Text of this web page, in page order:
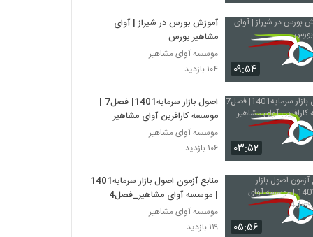
۰۹:۵۴
آموزش بورس در شیراز | آوای
مشاهیر بورس
موسسه آوای مشاهیر
۱۰۴ بازدید
۰۳:۵۲
اصول بازار سرمایه1401| فصل7 |
موسسه کارافرین آوای مشاهیر
موسسه آوای مشاهیر
۱۰۶ بازدید
۰۵:۵۶
منابع آزمون اصول بازار سرمایه1401
| موسسه آوای مشاهیر_فصل4
موسسه آوای مشاهیر
۱۱۹ بازدید